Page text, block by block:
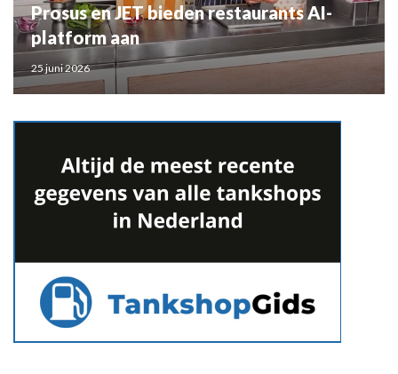
Prosus en JET bieden restaurants AI-
platform aan
25 juni 2026